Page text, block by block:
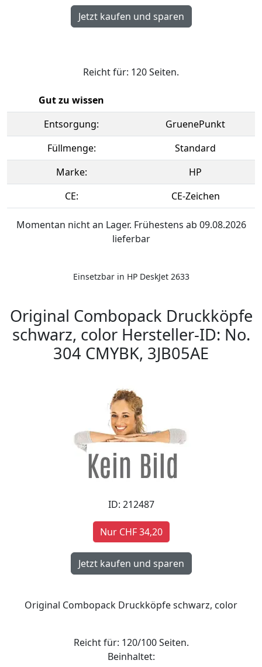
Reicht für: 120 Seiten.
Gut zu wissen
Entsorgung:
GruenePunkt
Füllmenge:
Standard
Marke:
HP
CE:
CE-Zeichen
Momentan nicht an Lager. Frühestens ab 09.08.2026
lieferbar
Einsetzbar in HP DeskJet 2633
Original Combopack Druckköpfe
schwarz, color Hersteller-ID: No.
304 CMYBK, 3JB05AE
ID: 212487
Nur CHF 34,20
Original Combopack Druckköpfe schwarz, color
Reicht für: 120/100 Seiten.
Beinhaltet: